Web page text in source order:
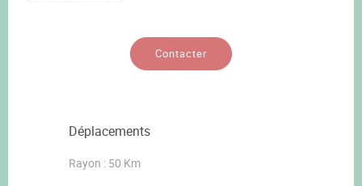
Contacter
Déplacements
Rayon : 50 Km